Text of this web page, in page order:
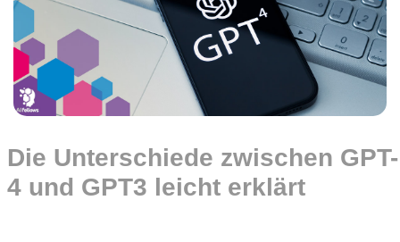
Die Unterschiede zwischen GPT-
4 und GPT3 leicht erklärt